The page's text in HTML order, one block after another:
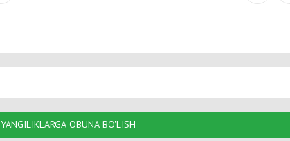
YANGILIKLARGA OBUNA BO'LISH